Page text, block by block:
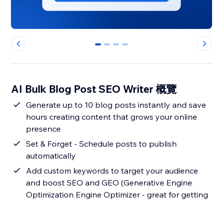
0 1 2 3
AI Bulk Blog Post SEO Writer 概覽
Generate up to 10 blog posts instantly and save
hours creating content that grows your online
presence
Set & Forget - Schedule posts to publish
automatically
Add custom keywords to target your audience
and boost SEO and GEO (Generative Engine
Optimization Engine Optimizer - great for getting